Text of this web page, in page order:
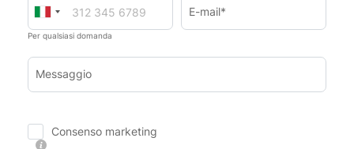
Per qualsiasi domanda
E-mail*
Messaggio
Consenso marketing